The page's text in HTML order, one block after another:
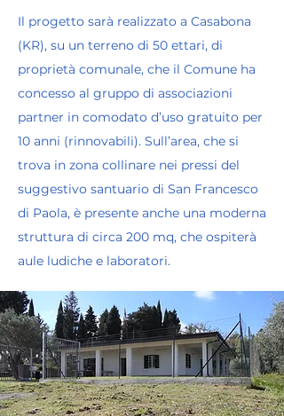
Il progetto sarà realizzato a Casabona
(KR), su un terreno di 50 ettari, di
proprietà comunale, che il Comune ha
concesso al gruppo di associazioni
partner in comodato d’uso gratuito per
10 anni (rinnovabili). Sull’area, che si
trova in zona collinare nei pressi del
suggestivo santuario di San Francesco
di Paola, è presente anche una moderna
struttura di circa 200 mq, che ospiterà
aule ludiche e laboratori.